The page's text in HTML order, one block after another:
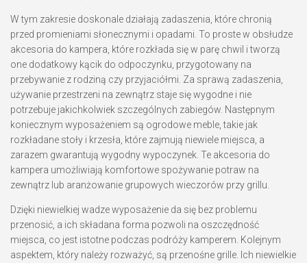
W tym zakresie doskonale działają zadaszenia, które chronią
przed promieniami słonecznymi i opadami. To proste w obsłudze
akcesoria do kampera, które rozkłada się w parę chwil i tworzą
one dodatkowy kącik do odpoczynku, przygotowany na
przebywanie z rodziną czy przyjaciółmi. Za sprawą zadaszenia,
używanie przestrzeni na zewnątrz staje się wygodne i nie
potrzebuje jakichkolwiek szczególnych zabiegów. Następnym
koniecznym wyposażeniem są ogrodowe meble, takie jak
rozkładane stoły i krzesła, które zajmują niewiele miejsca, a
zarazem gwarantują wygodny wypoczynek. Te akcesoria do
kampera umożliwiają komfortowe spożywanie potraw na
zewnątrz lub aranżowanie grupowych wieczorów przy grillu.
Dzięki niewielkiej wadze wyposażenie da się bez problemu
przenosić, a ich składana forma pozwoli na oszczędność
miejsca, co jest istotne podczas podróży kamperem. Kolejnym
aspektem, który należy rozważyć, są przenośne grille. Ich niewielkie